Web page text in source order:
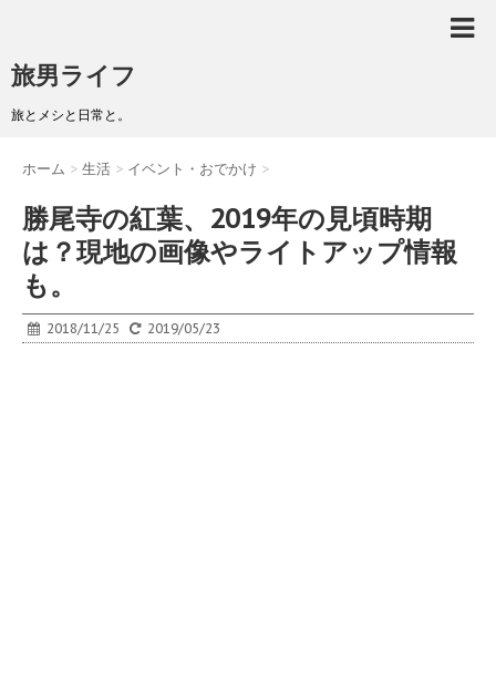
旅男ライフ
旅とメシと日常と。
ホーム > 生活 > イベント・おでかけ >
勝尾寺の紅葉、2019年の見頃時期
は？現地の画像やライトアップ情報
も。
2018/11/25 2019/05/23